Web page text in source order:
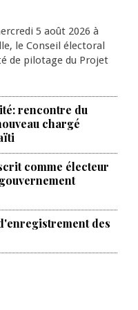
5 août 2026 à
le Conseil électoral
de pilotage du Projet
rencontre du
chargé
comme électeur
des
et de
pour
du